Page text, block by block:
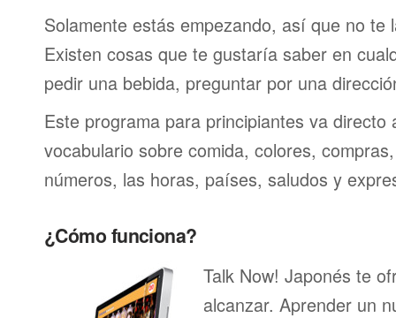
Solamente estás empezando, así que no te
Existen cosas que te gustaría saber en
pedir una bebida, preguntar por una
Este programa para principiantes va directo
vocabulario sobre comida, colores,
números, las horas, países, saludos y
¿Cómo funciona?
Talk Now! Japonés te
alcanzar. Aprender un